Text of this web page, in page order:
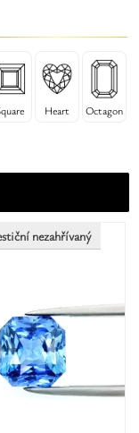
Heart Octagon
nezahřívaný